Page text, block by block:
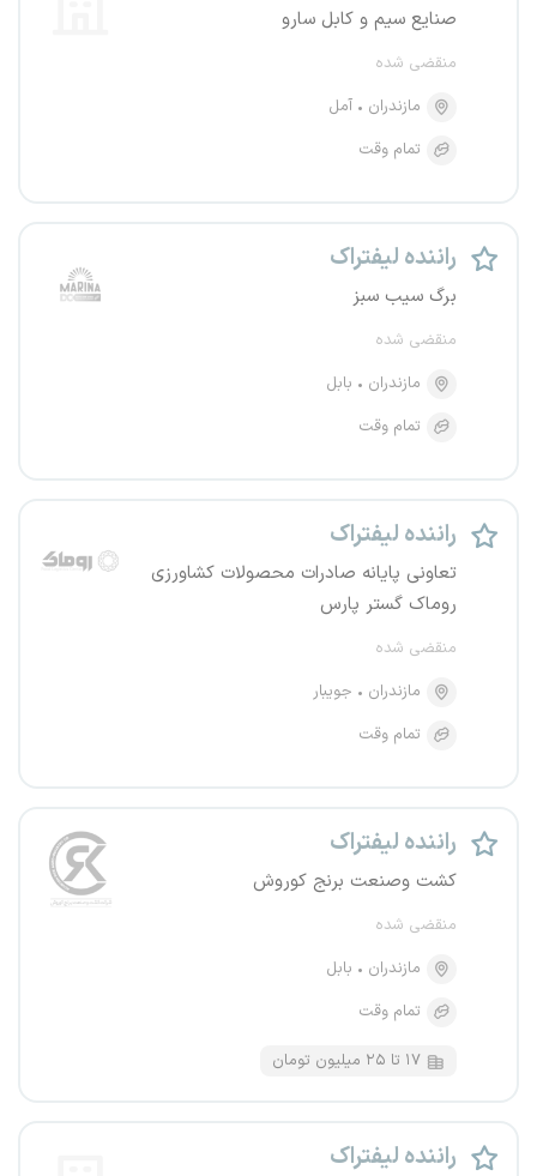
صنایع سیم و کابل سارو
منقضی شده
مازندران
آمل
تمام وقت
راننده لیفتراک
برگ سیب سبز
منقضی شده
مازندران
بابل
تمام وقت
راننده لیفتراک
تعاونی پایانه صادرات محصولات کشاورزی
روماک گستر پارس
منقضی شده
مازندران
جویبار
تمام وقت
راننده لیفتراک
کشت وصنعت برنج کوروش
منقضی شده
مازندران
بابل
تمام وقت
۱۷ تا ۲۵ میلیون تومان
راننده لیفتراک